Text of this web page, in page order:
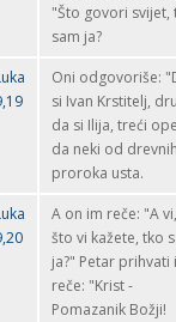
"Što govori svijet,
sam ja?
Oni odgovoriše:
si Ivan Krstitelj,
da si Ilija, treći
da neki od
proroka usta.
A on im reče: "A
što vi kažete, tko
ja?" Petar prihvati
reče: "Krist -
Pomazanik Božji!